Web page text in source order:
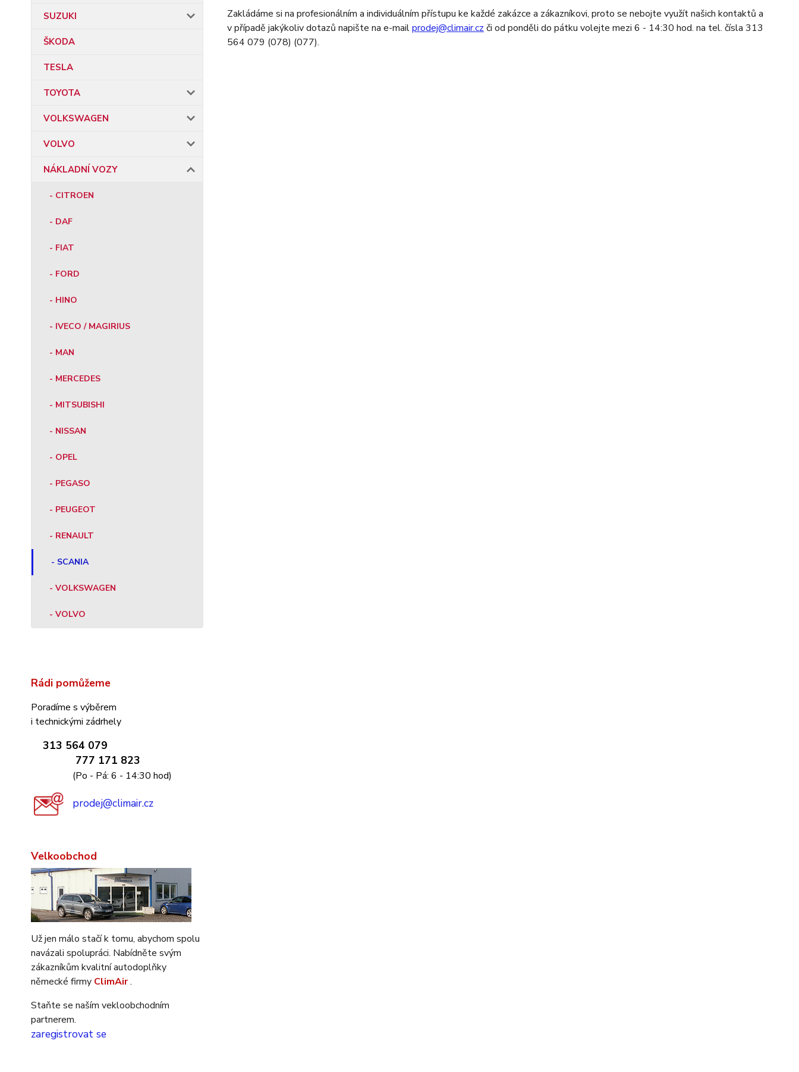
SUZUKI
ŠKODA
TESLA
TOYOTA
VOLKSWAGEN
VOLVO
NÁKLADNÍ VOZY
- CITROEN
- DAF
- FIAT
- FORD
- HINO
- IVECO / MAGIRIUS
- MAN
- MERCEDES
- MITSUBISHI
- NISSAN
- OPEL
- PEGASO
- PEUGEOT
- RENAULT
- SCANIA
- VOLKSWAGEN
- VOLVO
Rádi pomůžeme
Poradíme s výběrem
i technickými zádrhely
313 564 079
777 171 823
(Po - Pá: 6 - 14:30 hod)
prodej@climair.cz
Velkoobchod
Už jen málo stačí k tomu, abychom spolu
navázali spolupráci. Nabídněte svým
zákazníkům kvalitní autodoplňky
německé firmy ClimAir.
Staňte se naším vekloobchodním
partnerem.
zaregistrovat se
Zakládáme si na profesionálním a individuálním přístupu ke každé zakázce a zákazníkovi, proto se nebojte využít našich kontaktů a
v případě jakýkoliv dotazů napište na e-mailprodej@climair.cz či od ponděli do pátku volejte mezi 6 - 14:30 hod. na tel. čísla 313
564 079 (078) (077).